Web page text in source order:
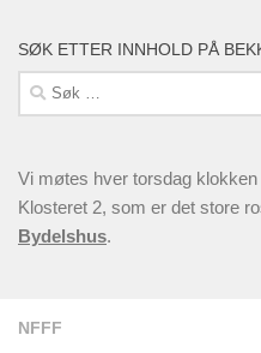
NFFF
SØK ETTER INNHOLD PÅ
Søk
etter:
Vi møtes hver torsdag
Klosteret 2, som er det store
Bydelshus.